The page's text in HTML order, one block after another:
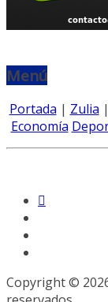
Menú
Portada | Zulia |
Economía
Copyright ©